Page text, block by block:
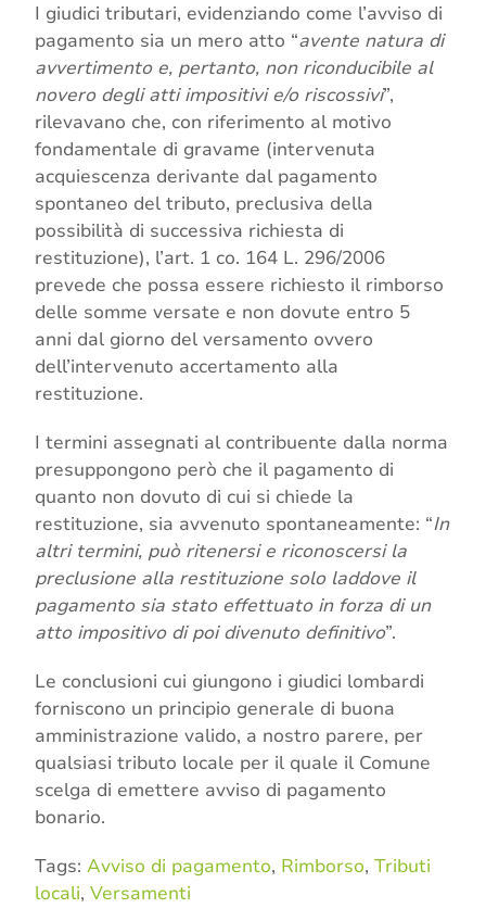
I giudici tributari, evidenziando come l’avviso di
pagamento sia un mero atto “avente natura di
avvertimento e, pertanto, non riconducibile al
novero degli atti impositivi e/o riscossivi”,
rilevavano che, con riferimento al motivo
fondamentale di gravame (intervenuta
acquiescenza derivante dal pagamento
spontaneo del tributo, preclusiva della
possibilità di successiva richiesta di
restituzione), l’art. 1 co. 164 L. 296/2006
prevede che possa essere richiesto il rimborso
delle somme versate e non dovute entro 5
anni dal giorno del versamento ovvero
dell’intervenuto accertamento alla
restituzione.
I termini assegnati al contribuente dalla norma
presuppongono però che il pagamento di
quanto non dovuto di cui si chiede la
restituzione, sia avvenuto spontaneamente: “In
altri termini, può ritenersi e riconoscersi la
preclusione alla restituzione solo laddove il
pagamento sia stato effettuato in forza di un
atto impositivo di poi divenuto definitivo”.
Le conclusioni cui giungono i giudici lombardi
forniscono un principio generale di buona
amministrazione valido, a nostro parere, per
qualsiasi tributo locale per il quale il Comune
scelga di emettere avviso di pagamento
bonario.
Tags: Avviso di pagamento, Rimborso, Tributi
locali, Versamenti